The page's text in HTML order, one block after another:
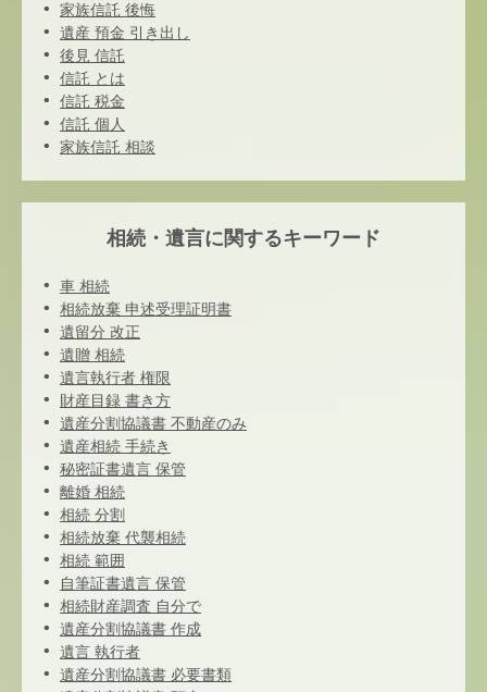
家族信託 後悔
遺産 預金 引き出し
後見 信託
信託 とは
信託 税金
信託 個人
家族信託 相談
相続・遺言に関するキーワード
車 相続
相続放棄 申述受理証明書
遺留分 改正
遺贈 相続
遺言執行者 権限
財産目録 書き方
遺産分割協議書 不動産のみ
遺産相続 手続き
秘密証書遺言 保管
離婚 相続
相続 分割
相続放棄 代襲相続
相続 範囲
自筆証書遺言 保管
相続財産調査 自分で
遺産分割協議書 作成
遺言 執行者
遺産分割協議書 必要書類